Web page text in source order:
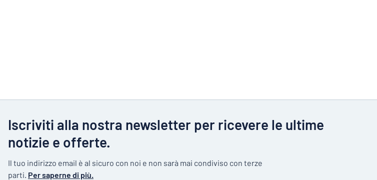
Iscriviti alla nostra newsletter per ricevere le ultime
notizie e offerte.
Il tuo indirizzo email è al sicuro con noi e non sarà mai condiviso con terze
parti. Per saperne di più.